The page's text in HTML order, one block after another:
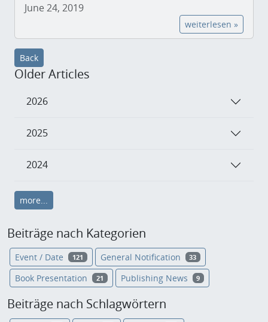
June 24, 2019
weiterlesen »
Back
Older Articles
2026
2025
2024
more...
Beiträge nach Kategorien
Event / Date 121 General Notification 33
Book Presentation 21 Publishing News 9
Beiträge nach Schlagwörtern